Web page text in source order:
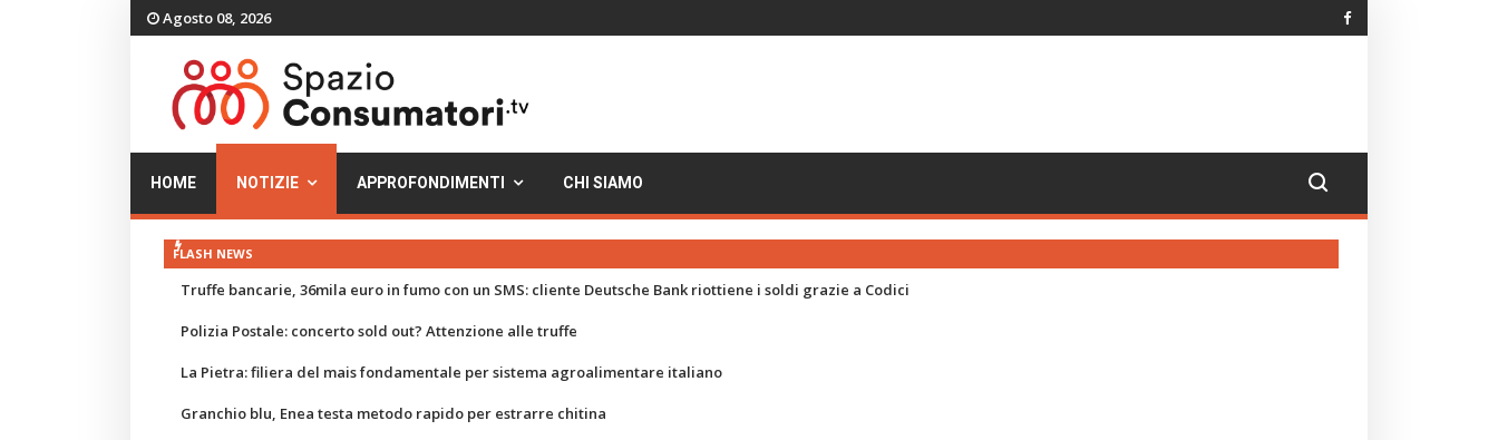
Agosto 08, 2026
HOME NOTIZIE APPROFONDIMENTI CHI SIAMO
FLASH NEWS
Truffe bancarie, 36mila euro in fumo con un SMS: cliente Deutsche Bank riottiene i soldi grazie a Codici
Polizia Postale: concerto sold out? Attenzione alle truffe
La Pietra: filiera del mais fondamentale per sistema agroalimentare italiano
Granchio blu, Enea testa metodo rapido per estrarre chitina